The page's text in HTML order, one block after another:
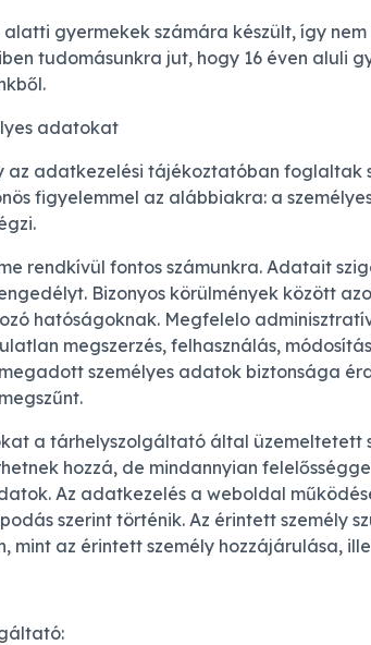
gyermekek számára készült, így
tudomásunkra jut, hogy 16 éven aluli
adatokat
az adatkezelési tájékoztatóban
figyelemmel az alábbiakra: a
rendkívül fontos számunkra. Adatait
Bizonyos körülmények között
hatóságoknak. Megfelelo
megszerzés, felhasználás,
személyes adatok biztonsága
a tárhelyszolgáltató által üzemeltetett
hozzá, de mindannyian
Az adatkezelés a weboldal
szerint történik. Az érintett
mint az érintett személy hozzájárulása,